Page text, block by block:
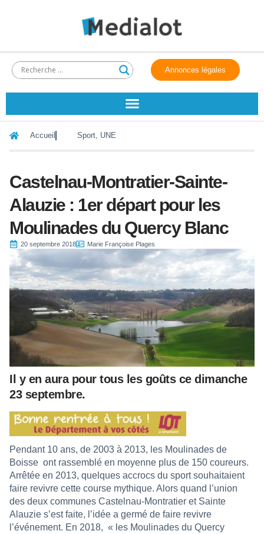
Annonces légales
Accueil Sport, UNE
Castelnau-Montratier-Sainte-
Alauzie : 1er départ pour les
Moulinades du Quercy Blanc
20 septembre 2018 Marie Françoise Plages
Il y en aura pour tous les goûts ce dimanche
23 septembre.
Pendant 10 ans, de 2003 à 2013, les Moulinades de
Boisse ont rassemblé en moyenne plus de 150 coureurs.
Arrêtée en 2013, quelques accrocs du sport souhaitaient
faire revivre cette course mythique. Alors quand l’union
des deux communes Castelnau-Montratier et Sainte
Alauzie s’est faite, l’idée a germé de faire revivre
l’événement. En 2018, « les Moulinades du Quercy